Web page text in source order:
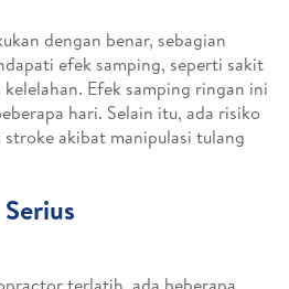
dengan benar, sebagian
efek samping, seperti sakit
Efek samping ringan ini
hari. Selain itu, ada risiko
akibat manipulasi tulang